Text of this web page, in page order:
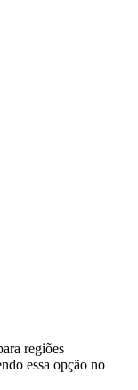
regiões
essa opção no